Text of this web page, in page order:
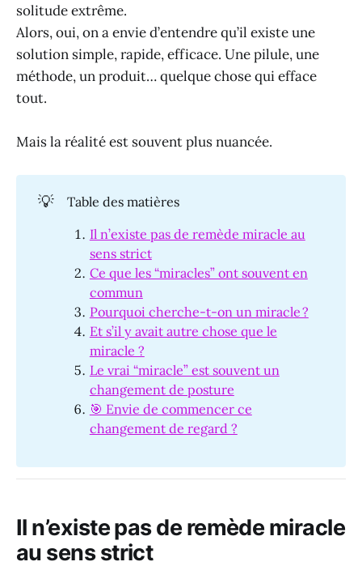
solitude extrême.
Alors, oui, on a envie d’entendre qu’il existe une
solution simple, rapide, efficace. Une pilule, une
méthode, un produit… quelque chose qui efface
tout.
Mais la réalité est souvent plus nuancée.
💡 Table des matières
Il n’existe pas de remède miracle au
sens strict
Ce que les “miracles” ont souvent en
commun
Pourquoi cherche-t-on un miracle ?
Et s’il y avait autre chose que le
miracle ?
Le vrai “miracle” est souvent un
changement de posture
🎯 Envie de commencer ce
changement de regard ?
Il n’existe pas de remède miracle
au sens strict